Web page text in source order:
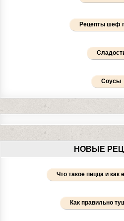
Рецепты шеф
Соусы
НОВЫЕ
Что такое пицца и как
Как правильно